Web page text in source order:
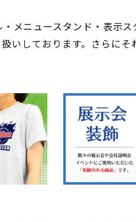
キャンセル・変更
クロネコ掛け払い
特集一覧
メニュースタンド・表示
いしております。さらに